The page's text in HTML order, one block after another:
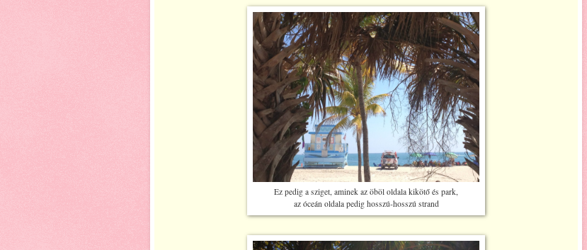
Ez pedig a sziget, aminek az öböl oldala kikötő és park,
az óceán oldala pedig hosszú-hosszú strand